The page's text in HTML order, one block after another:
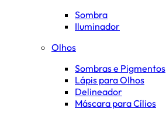
Sombra
Iluminador
Olhos
Sombras e Pigmentos
Lápis para Olhos
Delineador
Máscara para Cílios